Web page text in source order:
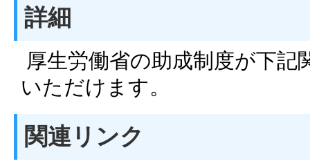
詳細
厚生労働省の助成制度が下記
いただけます。
関連リンク